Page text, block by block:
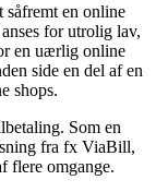
en online
for utrolig lav,
en uærlig online
side en del af en
shops.
Som en
fra fx ViaBill,
flere omgange.